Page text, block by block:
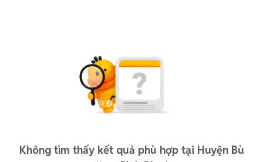
Không tìm thấy kết quả phù hợp tại Huyện Bù